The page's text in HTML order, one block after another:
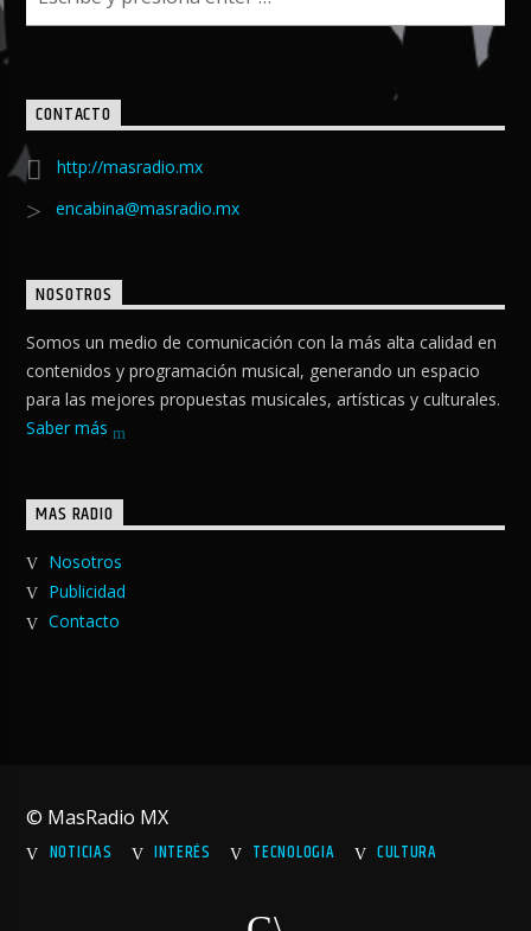
CONTACTO
http://masradio.mx
encabina@masradio.mx
NOSOTROS
Somos un medio de comunicación con la más alta calidad en
contenidos y programación musical, generando un espacio
para las mejores propuestas musicales, artísticas y culturales.
Saber más
MAS RADIO
Nosotros
Publicidad
Contacto
© MasRadio MX
NOTICIAS
INTERÉS TECNOLOGIA CULTURA